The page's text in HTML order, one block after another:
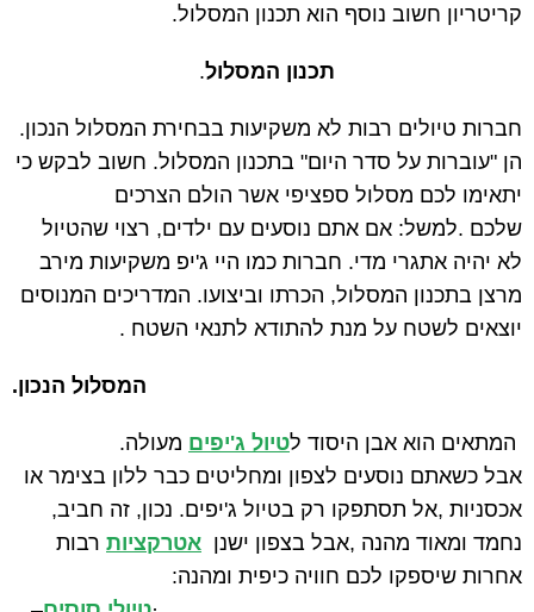
קריטריון חשוב נוסף הוא תכנון המסלול.
תכנון המסלול.
חברות טיולים רבות לא משקיעות בבחירת המסלול הנכון.
הן "עוברות על סדר היום" בתכנון המסלול. חשוב לבקש כי
יתאימו לכם מסלול ספציפי אשר הולם הצרכים
שלכם .למשל: אם אתם נוסעים עם ילדים, רצוי שהטיול
לא יהיה אתגרי מדי. חברות כמו היי ג'יפ משקיעות מירב
מרצן בתכנון המסלול, הכרתו וביצועו. המדריכים המנוסים
יוצאים לשטח על מנת להתודא לתנאי השטח .
המסלול הנכון.
המתאים הוא אבן היסוד לטיול ג'יפים מעולה.
אבל כשאתם נוסעים לצפון ומחליטים כבר ללון בצימר או
אכסניות ,אל תסתפקו רק בטיול ג'יפים. נכון, זה חביב,
נחמד ומאוד מהנה ,אבל בצפון ישנן אטרקציות רבות
אחרות שיספקו לכם חוויה כיפית ומהנה: